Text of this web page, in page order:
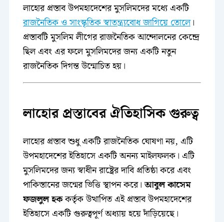
লাহোর প্রস্তাব উপমহাদেশের মুসলিমদের মধ্যে একটি
রাজনৈতিক ও সাংস্কৃতিক স্বাতন্ত্র্যবোধ জাগিয়ে তোলে।
প্রস্তাবটি মুসলিম লীগের রাজনৈতিক আন্দোলনের কেন্দ্রে
ছিল এবং এর ফলে মুসলিমদের জন্য একটি নতুন
রাজনৈতিক দিগন্ত উন্মোচিত হয়।
লাহোর প্রস্তাবের ঐতিহাসিক গুরুত্ব
লাহোর প্রস্তাব শুধু একটি রাজনৈতিক ঘোষণা নয়, এটি
উপমহাদেশের ইতিহাসে একটি অনন্য মাইলফলক। এটি
মুসলিমদের জন্য স্বাধীন রাষ্ট্রের দাবি প্রতিষ্ঠা করে এবং
পাকিস্তানের জন্মের ভিত্তি স্থাপন করে।আবুল কাসেম
ফজলুল হককর্তৃক উত্থাপিত এই প্রস্তাব উপমহাদেশের
ইতিহাসে একটি গুরুত্বপূর্ণ অধ্যায় হয়ে দাঁড়িয়েছে।